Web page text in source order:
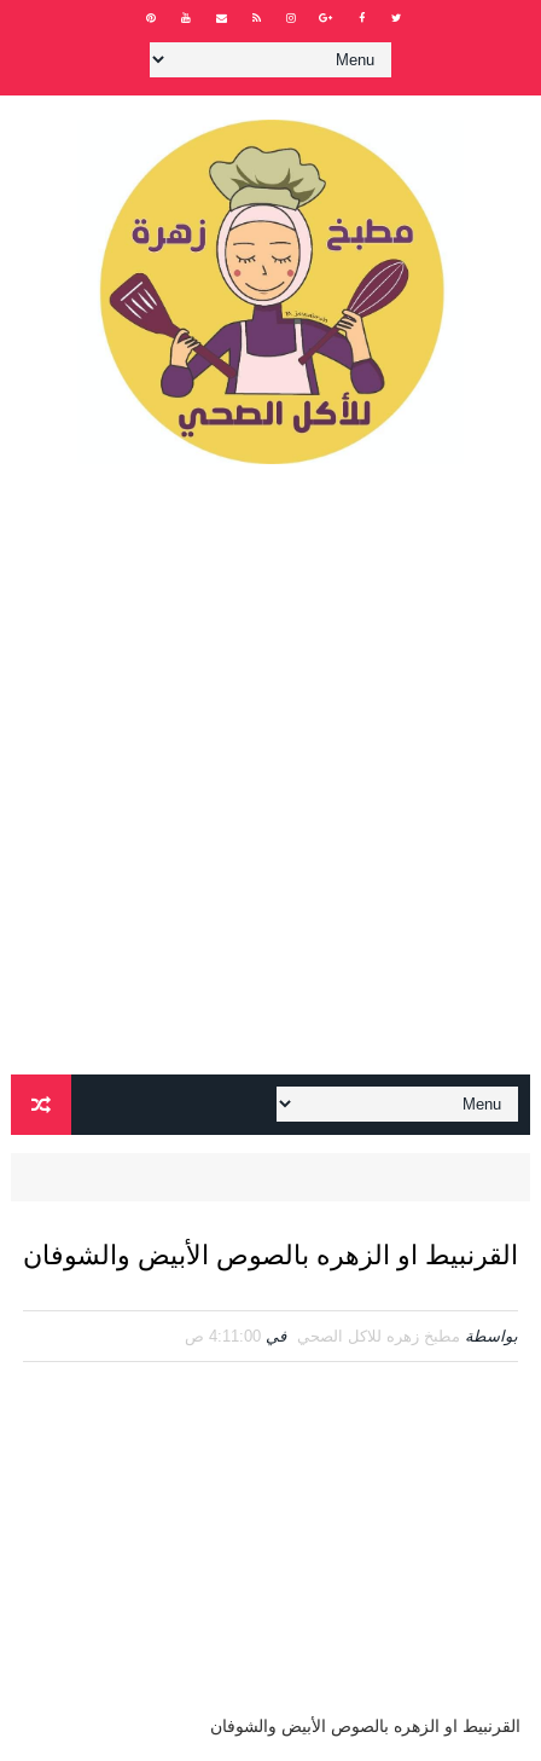
القرنبيط او الزهره بالصوص الأبيض والشوفان
بواسطة مطبخ زهره للاكل الصحي في 4:11:00 ص
القرنبيط او الزهره بالصوص الأبيض والشوفان